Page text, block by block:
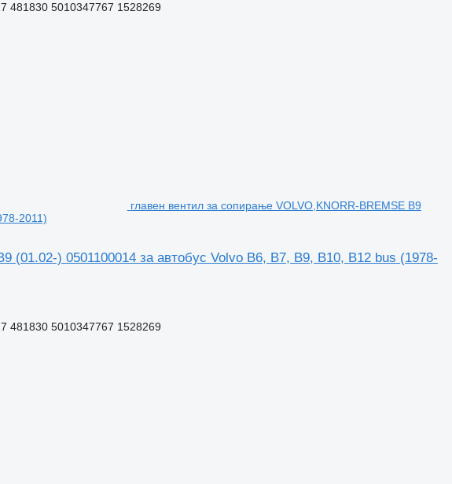
481830 5010347767 1528269
главен вентил за сопирање VOLVO,KNORR-BREMSE B9
2011)
(01.02-) 0501100014 за автобус Volvo B6, B7, B9, B10, B12 bus (1978-
481830 5010347767 1528269